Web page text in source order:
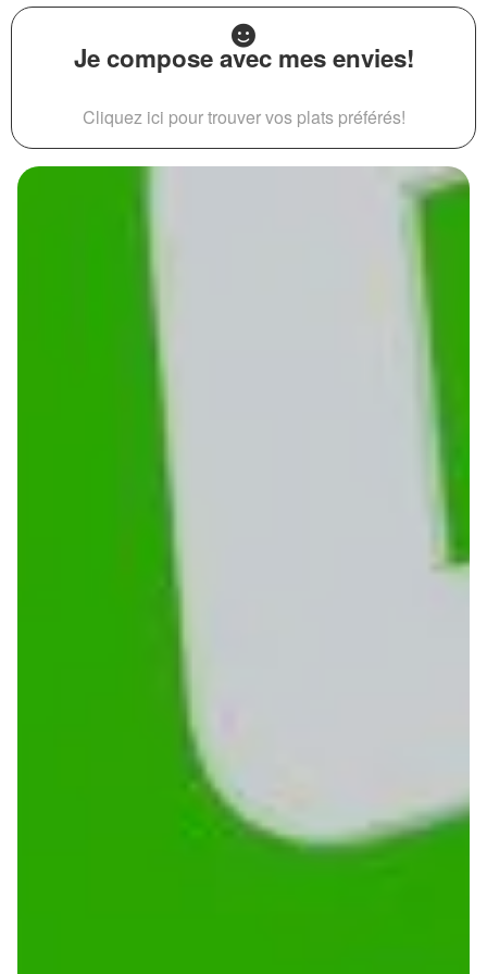
Je compose avec mes envies!
Cliquez ici pour trouver vos plats préférés!